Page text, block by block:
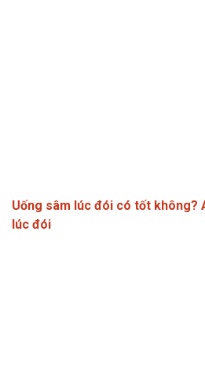
Uống sâm lúc đói có tốt không?
lúc đói